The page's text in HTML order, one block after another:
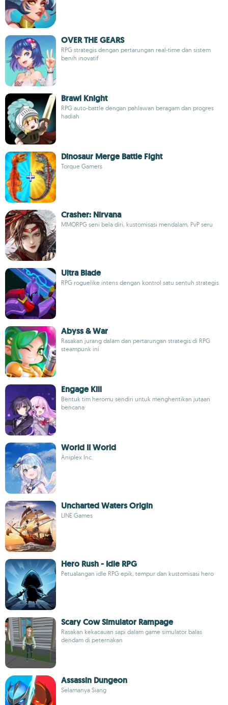
OVER THE GEARS
RPG strategis dengan pertarungan real-time dan sistem
benih inovatif
Brawl Knight
RPG auto-battle dengan pahlawan beragam dan progres
hadiah
Dinosaur Merge Battle Fight
Torque Gamers
Crasher: Nirvana
MMORPG seni bela diri, kustomisasi mendalam, PvP seru
Ultra Blade
RPG roguelike intens dengan kontrol satu sentuh strategis
Abyss & War
Rasakan jurang dalam dan pertarungan strategis di RPG
steampunk ini
Engage Kill
Bentuk tim heromu sendiri untuk menghentikan jutaan
bencana
World II World
Aniplex Inc.
Uncharted Waters Origin
LINE Games
Hero Rush - Idle RPG
Petualangan idle RPG epik, tempur dan kustomisasi hero
Scary Cow Simulator Rampage
Rasakan kekacauan sapi dalam game simulator balas
dendam di peternakan
Assassin Dungeon
Selamanya Siang